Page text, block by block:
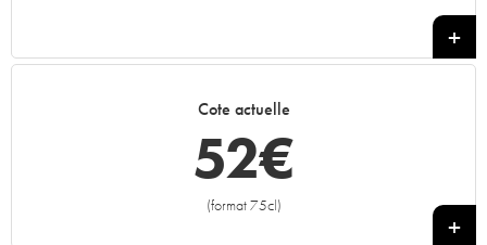
Cote actuelle
52€
(format 75cl)
+